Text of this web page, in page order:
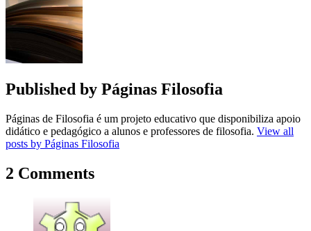
artigos
Published by Páginas Filosofia
Páginas de Filosofia é um projeto educativo que disponibiliza apoio
didático e pedagógico a alunos e professores de filosofia. View all
posts by Páginas Filosofia
2 Comments